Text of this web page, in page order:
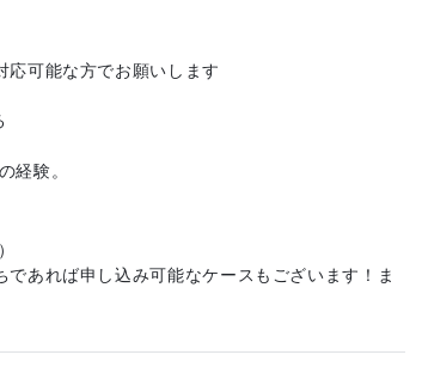
可能な方でお願いします
経験。
であれば申し込み可能なケースもございます！ま